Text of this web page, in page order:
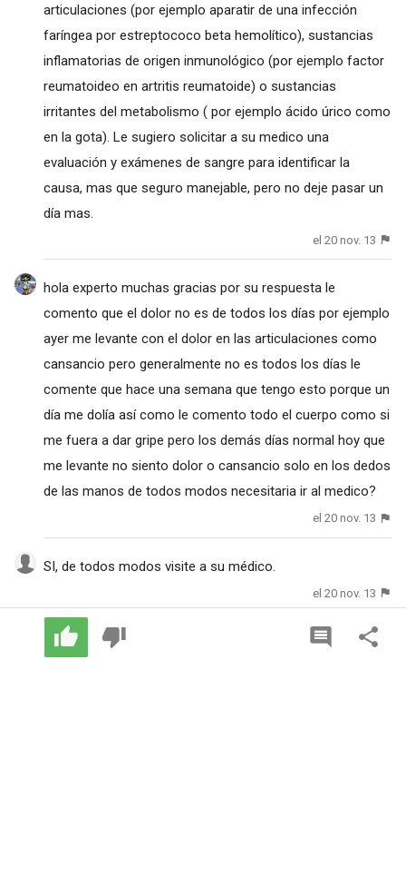
articulaciones (por ejemplo aparatir de una infección
faríngea por estreptococo beta hemolítico), sustancias
inflamatorias de origen inmunológico (por ejemplo factor
reumatoideo en artritis reumatoide) o sustancias
irritantes del metabolismo ( por ejemplo ácido úrico como
en la gota). Le sugiero solicitar a su medico una
evaluación y exámenes de sangre para identificar la
causa, mas que seguro manejable, pero no deje pasar un
día mas.
el 20 nov. 13
hola experto muchas gracias por su respuesta le
comento que el dolor no es de todos los días por ejemplo
ayer me levante con el dolor en las articulaciones como
cansancio pero generalmente no es todos los días le
comente que hace una semana que tengo esto porque un
día me dolía así como le comento todo el cuerpo como si
me fuera a dar gripe pero los demás días normal hoy que
me levante no siento dolor o cansancio solo en los dedos
de las manos de todos modos necesitaria ir al medico?
el 20 nov. 13
SI, de todos modos visite a su médico.
el 20 nov. 13